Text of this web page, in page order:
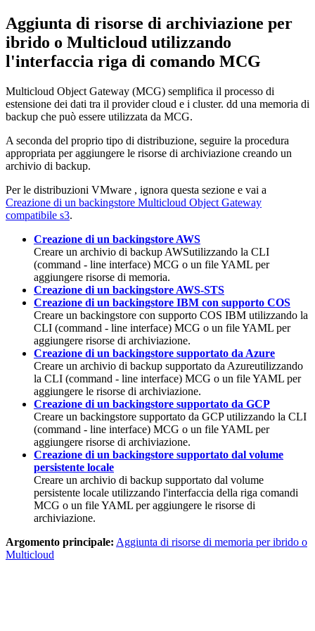
Aggiunta di risorse di archiviazione per
ibrido o Multicloud utilizzando
l'interfaccia riga di comando MCG
Multicloud Object Gateway (MCG) semplifica il processo di
estensione dei dati tra il provider cloud e i cluster. dd una memoria di
backup che può essere utilizzata da MCG.
A seconda del proprio tipo di distribuzione, seguire la procedura
appropriata per aggiungere le risorse di archiviazione creando un
archivio di backup.
Per le distribuzioni VMware , ignora questa sezione e vai a
Creazione di un backingstore Multicloud Object Gateway
compatibile s3.
Creazione di un backingstore AWS
Creare un archivio di backup AWSutilizzando la CLI
(command - line interface) MCG o un file YAML per
aggiungere risorse di memoria.
Creazione di un backingstore AWS-STS
Creazione di un backingstore IBM con supporto COS
Creare un backingstore con supporto COS IBM utilizzando la
CLI (command - line interface) MCG o un file YAML per
aggiungere risorse di archiviazione.
Creazione di un backingstore supportato da Azure
Creare un archivio di backup supportato da Azureutilizzando
la CLI (command - line interface) MCG o un file YAML per
aggiungere le risorse di archiviazione.
Creazione di un backingstore supportato da GCP
Creare un backingstore supportato da GCP utilizzando la CLI
(command - line interface) MCG o un file YAML per
aggiungere risorse di archiviazione.
Creazione di un backingstore supportato dal volume
persistente locale
Creare un archivio di backup supportato dal volume
persistente locale utilizzando l'interfaccia della riga comandi
MCG o un file YAML per aggiungere le risorse di
archiviazione.
Argomento principale: Aggiunta di risorse di memoria per ibrido o
Multicloud